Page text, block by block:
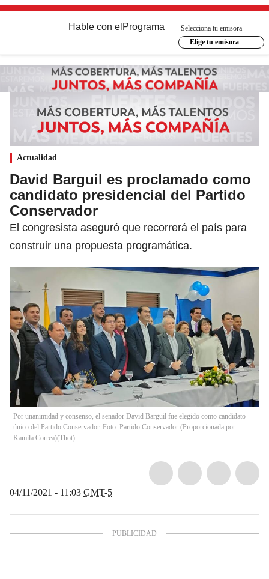
Hable con el Programa
Selecciona tu emisora
Elige tu emisora
Actualidad
David Barguil es proclamado como
candidato presidencial del Partido
Conservador
El congresista aseguró que recorrerá el país para
construir una propuesta programática.
Por unanimidad y consenso, el senador David Barguil fue elegido como candidato
único del Partido Conservador. Foto: Partido Conservador (Proporcionada por
Kamila Correa)(Thot)
04/11/2021 - 11:03 GMT-5